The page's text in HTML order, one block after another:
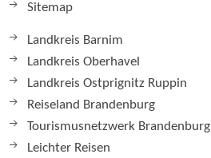
Sitemap
Landkreis Barnim
Landkreis Oberhavel
Landkreis Ostprignitz Ruppin
Reiseland Brandenburg
Tourismusnetzwerk Brandenburg
Leichter Reisen